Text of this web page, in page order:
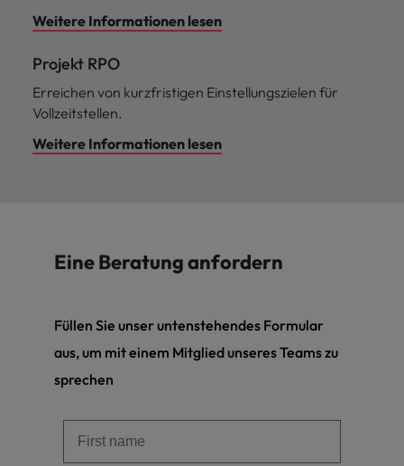
Weitere Informationen lesen
Projekt RPO
Erreichen von kurzfristigen Einstellungszielen für
Vollzeitstellen.
Weitere Informationen lesen
Eine Beratung anfordern
Füllen Sie unser untenstehendes Formular
aus, um mit einem Mitglied unseres Teams zu
sprechen